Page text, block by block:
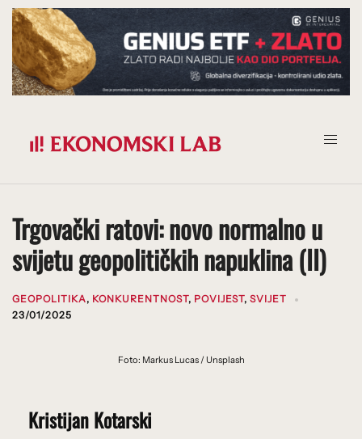
Prijeđi
na
sadržaj
Trgovački ratovi: novo normalno u
svijetu geopolitičkih napuklina (II)
GEOPOLITIKA, KONKURENTNOST, POVIJEST, SVIJET
23/01/2025
Foto: Markus Lucas / Unsplash
Kristijan Kotarski